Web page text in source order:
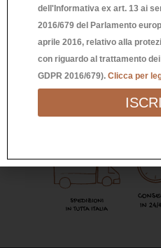
dell'Informativa ex art. 13 ai
2016/679 del Parlamento
aprile 2016, relativo alla
con riguardo al trattamento
GDPR 2016/679). Clicca per